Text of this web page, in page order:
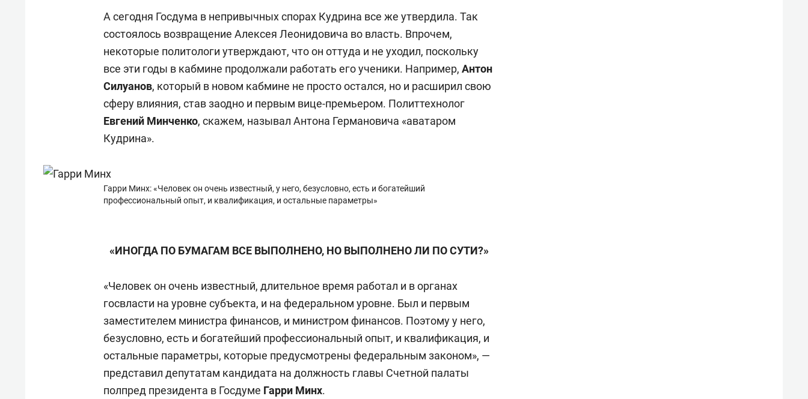
А сегодня Госдума в непривычных спорах Кудрина все же утвердила. Так
состоялось возвращение Алексея Леонидовича во власть. Впрочем,
некоторые политологи утверждают, что он оттуда и не уходил, поскольку
все эти годы в кабмине продолжали работать его ученики. Например, Антон
Силуанов, который в новом кабмине не просто остался, но и расширил свою
сферу влияния, став заодно и первым вице-премьером. Политтехнолог
Евгений Минченко, скажем, называл Антона Германовича «аватаром
Кудрина».
Гарри Минх: «Человек он очень известный, у него, безусловно, есть и богатейший
профессиональный опыт, и квалификация, и остальные параметры»
«ИНОГДА ПО БУМАГАМ ВСЕ ВЫПОЛНЕНО, НО ВЫПОЛНЕНО ЛИ ПО СУТИ?»
«Человек он очень известный, длительное время работал и в органах
госвласти на уровне субъекта, и на федеральном уровне. Был и первым
заместителем министра финансов, и министром финансов. Поэтому у него,
безусловно, есть и богатейший профессиональный опыт, и квалификация, и
остальные параметры, которые предусмотрены федеральным законом», —
представил депутатам кандидата на должность главы Счетной палаты
полпред президента в Госдуме Гарри Минх.